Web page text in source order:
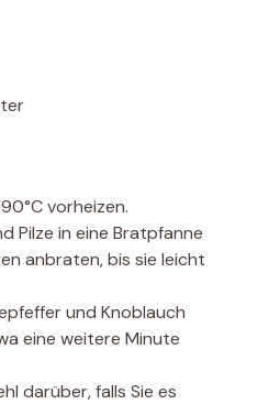
vorheizen.
Pilze in eine Bratpfanne
anbraten, bis sie leicht
und Knoblauch
eine weitere Minute
darüber, falls Sie es